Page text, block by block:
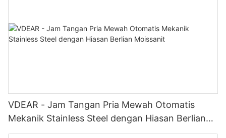
VDEAR - Jam Tangan Pria Mewah Otomatis
Mekanik Stainless Steel dengan Hiasan Berlian
Moissanit